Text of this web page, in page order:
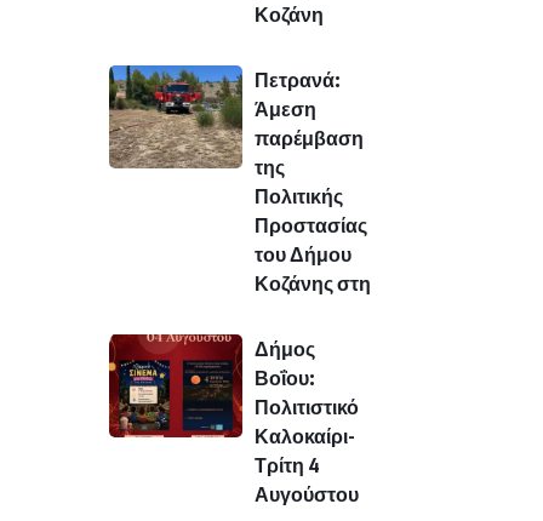
Κοζάνη
Πετρανά:
Άμεση
παρέμβαση
της
Πολιτικής
Προστασίας
του Δήμου
Κοζάνης στη
Δήμος
Βοΐου:
Πολιτιστικό
Καλοκαίρι-
Τρίτη 4
Αυγούστου